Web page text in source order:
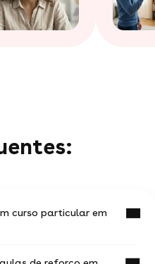
curso particular em